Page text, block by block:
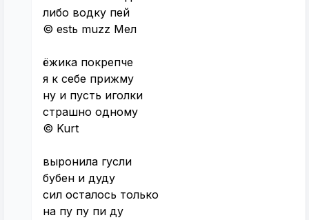
либо водку пей
© estь muzz Мел
ёжика покрепче
я к себе прижму
ну и пусть иголки
страшно одному
© Kurt
выронила гусли
бубен и дуду
сил осталось только
на пу пу пи ду